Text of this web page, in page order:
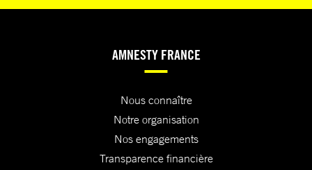
AMNESTY FRANCE
Nous connaître
Notre organisation
Nos engagements
Transparence financière